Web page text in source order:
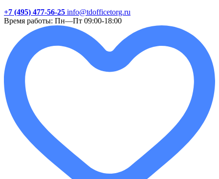
+7 (495) 477-56-25 info@tdofficetorg.ru
Время работы: Пн—Пт 09:00-18:00